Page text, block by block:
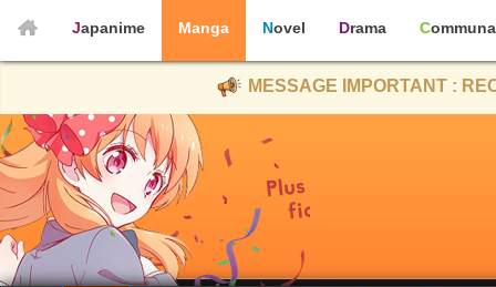
Japanime Manga Novel Drama
MESSAGE IMPORTANT :